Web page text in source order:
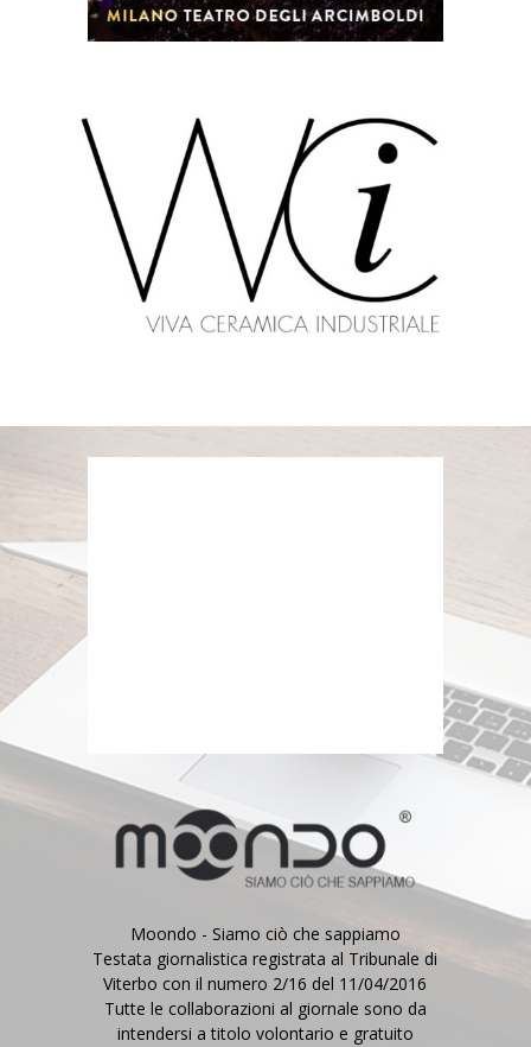
Moondo - Siamo ciò che sappiamo
Testata giornalistica registrata al Tribunale di
Viterbo con il numero 2/16 del 11/04/2016
Tutte le collaborazioni al giornale sono da
intendersi a titolo volontario e gratuito